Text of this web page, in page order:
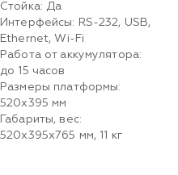
Стойка: Да
Интерфейсы: RS-232, USB,
Ethernet, Wi-Fi
Работа от аккумулятора:
до 15 часов
Размеры платформы:
520х395 мм
Габариты, вес:
520х395х765 мм, 11 кг